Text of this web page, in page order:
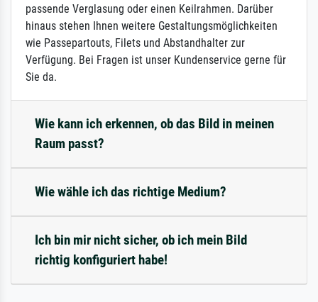
passende Verglasung oder einen Keilrahmen. Darüber
hinaus stehen Ihnen weitere Gestaltungsmöglichkeiten
wie Passepartouts, Filets und Abstandhalter zur
Verfügung. Bei Fragen ist unser Kundenservice gerne für
Sie da.
Wie kann ich erkennen, ob das Bild in meinen
Raum passt?
Wie wähle ich das richtige Medium?
Ich bin mir nicht sicher, ob ich mein Bild
richtig konfiguriert habe!